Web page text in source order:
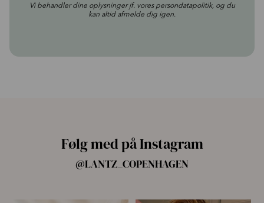
Vi behandler dine oplysninger jf. vorespersondatapolitik, og du
kan altid afmelde dig igen.
Følg med på Instagram
@LANTZ_COPENHAGEN